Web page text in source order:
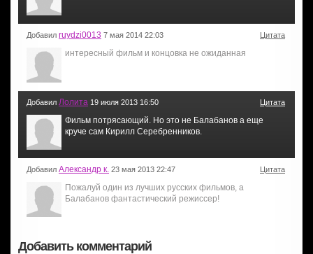
Добавил ruydzi0013 7 мая 2014 22:03 Цитата
интересный фильм и концовка не ожиданная
Добавил Лолита 19 июля 2013 16:50 Цитата
Фильм потрясающий. Но это не Балабанов а еще
круче сам Кирилл Серебренников.
Добавил Александр к. 23 мая 2013 22:47 Цитата
Пожалуй один из лучших русских фильмов, а
Балабанов фантастический режиссер!
Добавить комментарий